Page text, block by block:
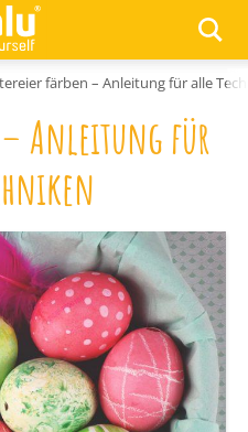
färben – Anleitung für alle
– Anleitung für